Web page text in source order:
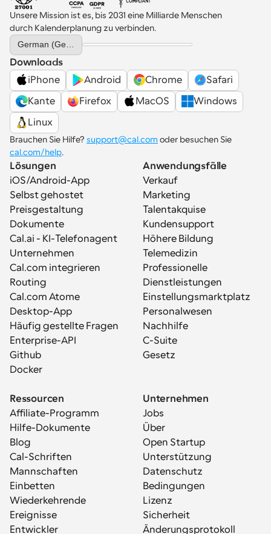
Unsere Mission ist es, bis 2031 eine Milliarde Menschen
durch Kalenderplanung zu verbinden.
Select Language
Downloads
iPhone
Android Chrome
Safari
Kante
Firefox MacOS
Windows
Linux
Brauchen Sie Hilfe? support@cal.com
cal.com/help.
Lösungen
iOS/Android-App
Selbst gehostet
Preisgestaltung
Dokumente
Cal.ai - KI-Telefonagent
Unternehmen
Cal.com integrieren
Routing
Cal.com Atome
Desktop-App
Häufig gestellte Fragen
Enterprise-API
Github
Docker
Anwendungsfälle
Verkauf
Marketing
Talentakquise
Kundensupport
Höhere Bildung
Telemedizin
Professionelle
Dienstleistungen
Einstellungsmarktplatz
Personalwesen
Nachhilfe
C-Suite
Gesetz
Ressourcen
Affiliate-Programm
Hilfe-Dokumente
Blog
Cal-Schriften
Mannschaften
Einbetten
Wiederkehrende
Ereignisse
Entwickler
Unternehmen
Jobs
Über
Open Startup
Unterstützung
Datenschutz
Bedingungen
Lizenz
Sicherheit
Änderungsprotokoll